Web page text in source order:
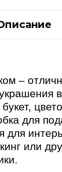
–
для
для
или